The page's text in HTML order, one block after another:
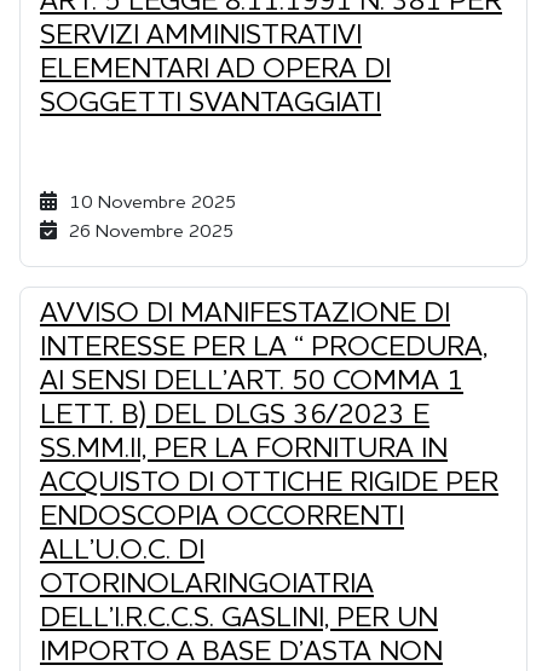
SERVIZI AMMINISTRATIVI
ELEMENTARI AD OPERA DI
SOGGETTI SVANTAGGIATI
10 Novembre 2025
26 Novembre 2025
AVVISO DI MANIFESTAZIONE DI
INTERESSE PER LA “ PROCEDURA,
AI SENSI DELL’ART. 50 COMMA 1
LETT. B) DEL DLGS 36/2023 E
SS.MM.II, PER LA FORNITURA IN
ACQUISTO DI OTTICHE RIGIDE PER
ENDOSCOPIA OCCORRENTI
ALL’U.O.C. DI
OTORINOLARINGOIATRIA
DELL’I.R.C.C.S. GASLINI, PER UN
IMPORTO A BASE D’ASTA NON